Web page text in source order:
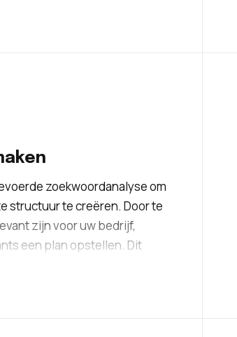
de meest relevante
zoekwoordanalyse om
structuur te creëren. Door te
zijn voor uw bedrijf,
een plan opstellen. Dit
bieden wij een